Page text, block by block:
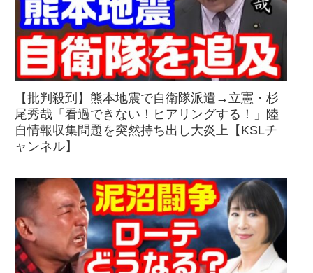
【批判殺到】熊本地震で自衛隊派遣→立憲・杉
尾秀哉「看過できない！ヒアリングする！」陸
自情報収集問題を突然持ち出し大炎上【KSLチ
ャンネル】